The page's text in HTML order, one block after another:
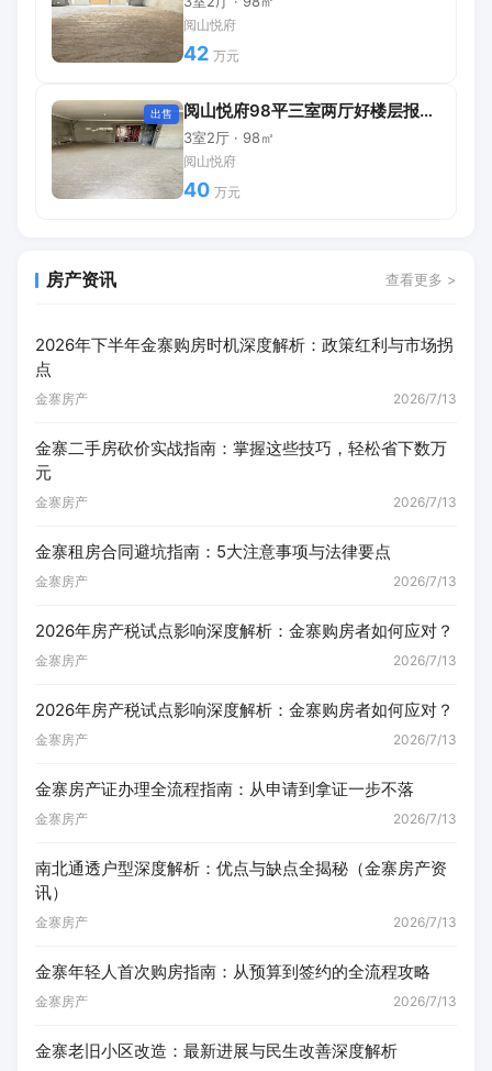
阅山悦府
42 万元
出售 阅山悦府98平三室两厅好楼层报价40万
3室2厅 · 98㎡
阅山悦府
40 万元
房产资讯 查看更多 >
2026年下半年金寨购房时机深度解析：政策红利与市场拐
点
金寨房产 2026/7/13
金寨二手房砍价实战指南：掌握这些技巧，轻松省下数万
元
金寨房产 2026/7/13
金寨租房合同避坑指南：5大注意事项与法律要点
金寨房产 2026/7/13
2026年房产税试点影响深度解析：金寨购房者如何应对？
金寨房产 2026/7/13
2026年房产税试点影响深度解析：金寨购房者如何应对？
金寨房产 2026/7/13
金寨房产证办理全流程指南：从申请到拿证一步不落
金寨房产 2026/7/13
南北通透户型深度解析：优点与缺点全揭秘（金寨房产资
讯）
金寨房产 2026/7/13
金寨年轻人首次购房指南：从预算到签约的全流程攻略
金寨房产 2026/7/13
金寨老旧小区改造：最新进展与民生改善深度解析